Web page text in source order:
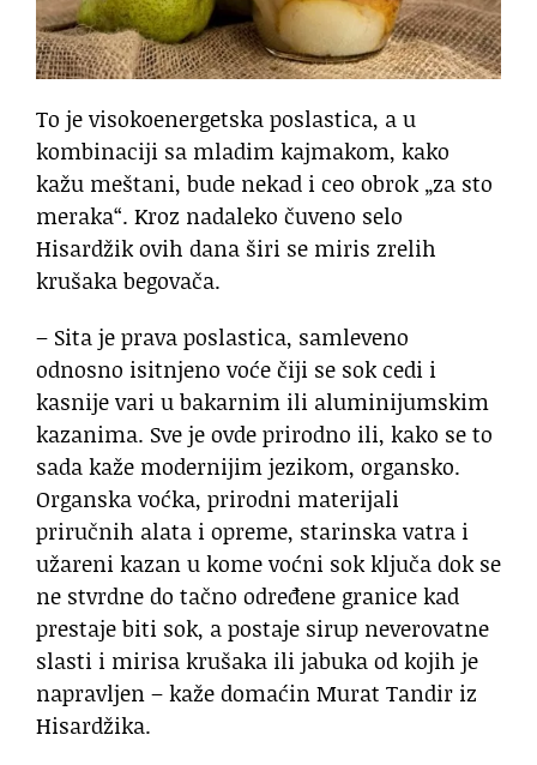
To je visokoenergetska poslastica, a u
kombinaciji sa mladim kajmakom, kako
kažu meštani, bude nekad i ceo obrok „za sto
meraka“. Kroz nadaleko čuveno selo
Hisardžik ovih dana širi se miris zrelih
krušaka begovača.
– Sita je prava poslastica, samleveno
odnosno isitnjeno voće čiji se sok cedi i
kasnije vari u bakarnim ili aluminijumskim
kazanima. Sve je ovde prirodno ili, kako se to
sada kaže modernijim jezikom, organsko.
Organska voćka, prirodni materijali
priručnih alata i opreme, starinska vatra i
užareni kazan u kome voćni sok ključa dok se
ne stvrdne do tačno određene granice kad
prestaje biti sok, a postaje sirup neverovatne
slasti i mirisa krušaka ili jabuka od kojih je
napravljen – kaže domaćin Murat Tandir iz
Hisardžika.